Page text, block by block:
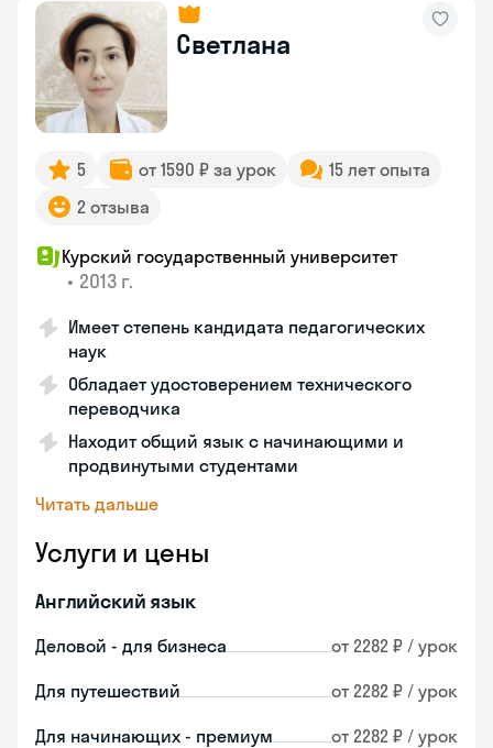
Светлана
5 от 1590 ₽ за урок
15 лет опыта
2 отзыва
Курский государственный университет
• 2013 г.
Имеет степень кандидата педагогических
наук
Обладает удостоверением технического
переводчика
Находит общий язык с начинающими и
продвинутыми студентами
Читать дальше
Услуги и цены
Английский язык
Деловой - для бизнеса от 2282 ₽ / урок
Для путешествий от 2282 ₽ / урок
Для начинающих - премиум от 2282 ₽ / урок